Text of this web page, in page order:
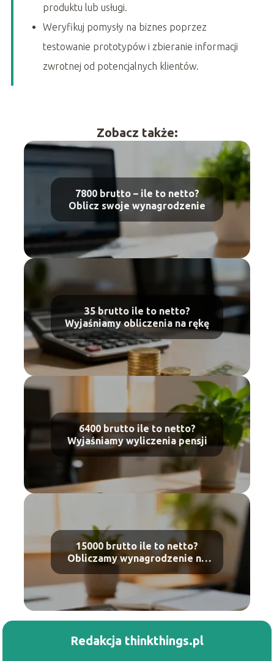
produktu lub usługi.
Weryfikuj pomysły na biznes poprzez
testowanie prototypów i zbieranie informacji
zwrotnej od potencjalnych klientów.
Zobacz także:
7800 brutto – ile to netto?
Oblicz swoje wynagrodzenie
35 brutto ile to netto?
Wyjaśniamy obliczenia na rękę
6400 brutto ile to netto?
Wyjaśniamy wyliczenia pensji
15000 brutto ile to netto?
Obliczamy wynagrodzenie na
Redakcja thinkthings.pl